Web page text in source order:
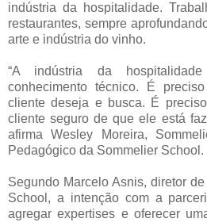
indústria da hospitalidade.
restaurantes, sempre
arte e indústria do vinho.
“A indústria da
conhecimento técnico. É
cliente deseja e busca. É
cliente seguro de que ele está
afirma Wesley Moreira,
Pedagógico da Sommelier School.
Segundo Marcelo Asnis, diretor
School, a intenção com a
agregar expertises e oferecer